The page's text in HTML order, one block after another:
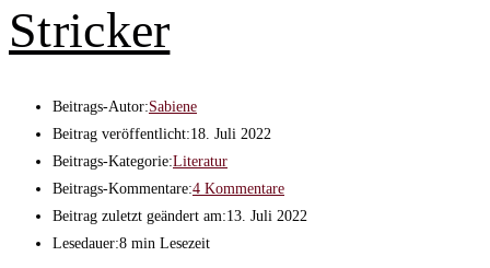
Stricker
Beitrags-Autor:Sabiene
Beitrag veröffentlicht:18. Juli 2022
Beitrags-Kategorie:Literatur
Beitrags-Kommentare:4 Kommentare
Beitrag zuletzt geändert am:13. Juli 2022
Lesedauer:8 min Lesezeit